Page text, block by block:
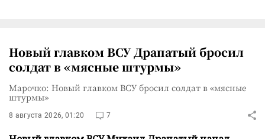
Новый главком ВСУ Драпатый бросил
солдат в «мясные штурмы»
Марочко: Новый главком ВСУ бросил солдат в «мясные
штурмы»
8 августа 2026, 01:20 7